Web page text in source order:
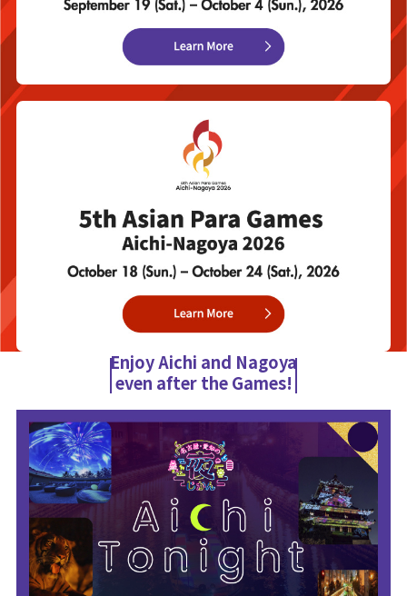
Enjoy Aichi and Nagoya
even after the Games!